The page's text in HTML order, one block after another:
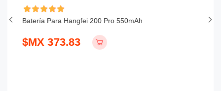
Batería Para Hangfei 200 Pro 550mAh
$MX 373.83